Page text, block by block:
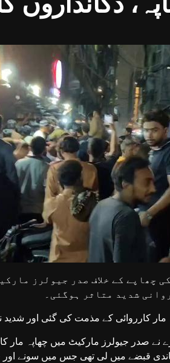
چھاپے کے خلاف صدر جیولرز
شدید متاثر ہوگئی۔
کارروائی کے مذمت کی گئی اور
قبضے میں لی تھی جس میں سونے